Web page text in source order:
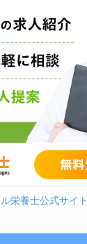
栄養士公式サイト